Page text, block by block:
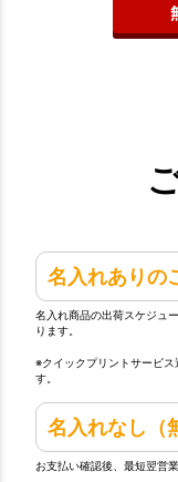
名入れありの
名入れ商品の出荷スケジュ
ります。
※クイックプリントサービ
す。
名入れなし（
お支払い確認後、最短翌営